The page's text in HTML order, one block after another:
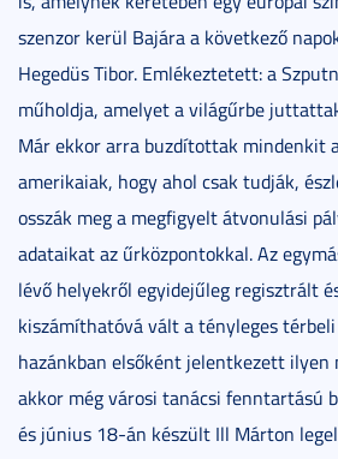
szenzor kerül Bajára a következő
Hegedüs Tibor. Emlékeztetett: a
műholdja, amelyet a világűrbe
Már ekkor arra buzdítottak mindenkit
amerikaiak, hogy ahol csak tudják,
osszák meg a megfigyelt átvonulási
adataikat az űrközpontokkal. Az
lévő helyekről egyidejűleg regisztrált
kiszámíthatóvá vált a tényleges
hazánkban elsőként jelentkezett ilyen
akkor még városi tanácsi fenntartású
és június 18-án készült Ill Márton